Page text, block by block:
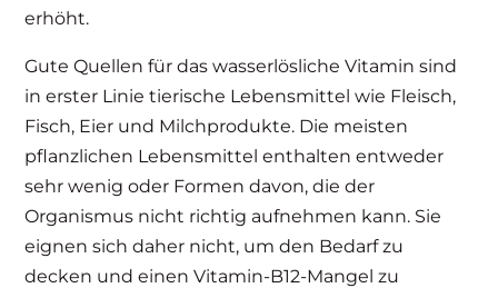
erhöht.
Gute Quellen für das wasserlösliche Vitamin sind
in erster Linie tierische Lebensmittel wie Fleisch,
Fisch, Eier und Milchprodukte. Die meisten
pflanzlichen Lebensmittel enthalten entweder
sehr wenig oder Formen davon, die der
Organismus nicht richtig aufnehmen kann. Sie
eignen sich daher nicht, um den Bedarf zu
decken und einen Vitamin-B12-Mangel zu